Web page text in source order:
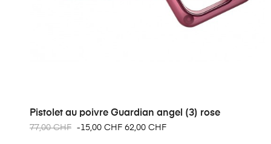
Pistolet au poivre Guardian angel (3) rose
77,00 CHF -15,00 CHF 62,00 CHF